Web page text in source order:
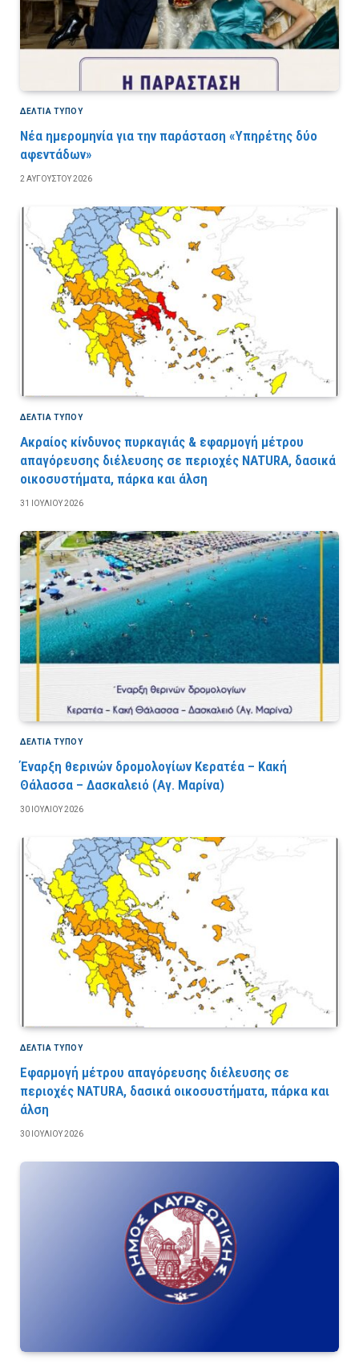
ΔΕΛΤΙΑ ΤΥΠΟΥ
Νέα ημερομηνία για την παράσταση «Υπηρέτης δύο
αφεντάδων»
2 ΑΥΓΟΎΣΤΟΥ 2026
ΔΕΛΤΙΑ ΤΥΠΟΥ
Ακραίος κίνδυνος πυρκαγιάς & εφαρμογή μέτρου
απαγόρευσης διέλευσης σε περιοχές NATURA, δασικά
οικοσυστήματα, πάρκα και άλση
31 ΙΟΥΛΊΟΥ 2026
ΔΕΛΤΙΑ ΤΥΠΟΥ
Έναρξη θερινών δρομολογίων Κερατέα – Κακή
Θάλασσα – Δασκαλειό (Αγ. Μαρίνα)
30 ΙΟΥΛΊΟΥ 2026
ΔΕΛΤΙΑ ΤΥΠΟΥ
Εφαρμογή μέτρου απαγόρευσης διέλευσης σε
περιοχές NATURA, δασικά οικοσυστήματα, πάρκα και
άλση
30 ΙΟΥΛΊΟΥ 2026